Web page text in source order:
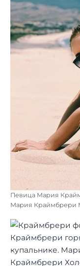
Певица Мария
Мария Краймбрери
Найти: